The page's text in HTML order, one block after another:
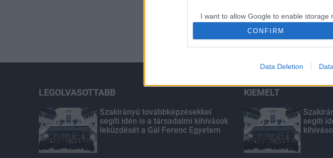
I want to allow Google to enable storage
I want to allow Google to enable storage
I want to allow Google to enable storage
CONFIRM
Data Deletion
LEGOLVASOTTABB
Szakirányú továbbképzésekkel
segíti idén is a társadalmi kihívások
leküzdését a Gál Ferenc Egyetem
KIEMELT
segíti